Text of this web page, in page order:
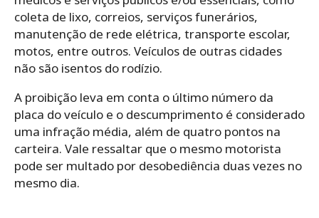
coleta de lixo, correios, serviços funerários,
manutenção de rede elétrica, transporte escolar,
motos, entre outros. Veículos de outras cidades
não são isentos do rodízio.
A proibição leva em conta o último número da
placa do veículo e o descumprimento é considerado
uma infração média, além de quatro pontos na
carteira. Vale ressaltar que o mesmo motorista
pode ser multado por desobediência duas vezes no
mesmo dia.